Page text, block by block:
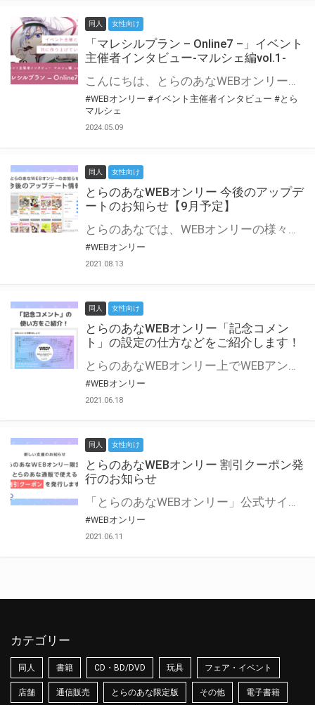
同人 女性向け
「マレシルプラン – Online7 –」イベント
主催者インタビュー-マルシェ編vol.1-
こんにちは、とらのあなWEBオンリー運営スタッフです。 新たにお届けする、イベント主催者インタビュー-マルシェ編-は、 とらのあなWEBオンリー「マルシェ」をご利用した主催様に 「マルシェ」を使って開催した感想や心がけをお聞きする企画です。 今回は、WEBオンリー開催7回目迎えた「マレシルプラン – Online7 –」より、 主催の玉川うた様にお話を伺いました。 ▼マレシルプランのインタビュー前回記事 「イベント主催者インタビュー vol.6」はこちら 協力：玉川うた様（マレシルプラン実行委員会 代表）／イベント公式Twitter（@mallesil_plan） とらのあなWEBオンリー「マルシェ」とは？ WEBオンリーでリアルタイムでコミュニケーションがとれるオンライン会場です。
#WEBオンリー #イベント主催者インタビュー #とら
マルシェ
2024.05.09
同人 女性向け
とらのあなWEBオンリー 今後のアップデ
ートのお知らせ【9月予定】
とらのあなでは、WEBオンリーの様々な支援を実施しています。 今回は2021年9月に実装を予定しているアップデート情報についてご紹介いたします。 とらのあなWEBオンリーサイトはこちら
#WEBオンリー
2021.08.13
同人 女性向け
とらのあなWEBオンリー「記念コメン
ト」の設定の仕方などをご紹介します！
とらのあなWEBオンリー上でWEBアンソロジーが作成できる「記念コメント」について、その使い方や作成手順を解説します！ 支援タイプを「サークル参加型」「サークル参加型・マルシェ(イベント会場)機能付き」でお申し込みいただいている主催者様はぜひご活用ください♪ とらのあなWEBオンリーサイトはこちら
#WEBオンリー
2021.06.18
同人 女性向け
とらのあなWEBオンリー 割引クーポン発
行のお知らせ
「とらのあなWEBオンリー」公式サイトでとらのあな通販の「割引クーポン」を配布中！ イベントごとに開催当日限定で使える割引クーポンのシリアルコードを発行します。 とらのあなWEBオンリーのページをチェックして、イベント当日にお得にお買い物を楽しみましょう♪ ※本キャンペーンは予告なく終了する場合がございます。 とらのあなWEBオンリーサイトはこちら
#WEBオンリー
2021.06.11
カテゴリー
同人 書籍 CD・BD/DVD 玩具 フェア・イベント
店舗 通信販売 とらのあな限定版 その他 電子書籍